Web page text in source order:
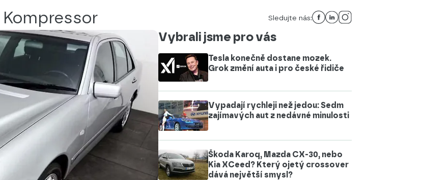
Kompressor Sledujte nás:
Vybrali jsme pro vás
Tesla konečně dostane mozek.
Grok změní auta i pro české řidiče
Vypadají rychleji než jedou: Sedm
zajímavých aut z nedávné minulosti
Škoda Karoq, Mazda CX-30, nebo
Kia XCeed? Který ojetý crossover
dává největší smysl?